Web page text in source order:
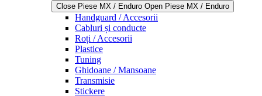
Close Piese MX / Enduro Open Piese MX / Enduro
Handguard / Accesorii
Cabluri și conducte
Roți / Accesorii
Plastice
Tuning
Ghidoane / Mansoane
Transmisie
Stickere